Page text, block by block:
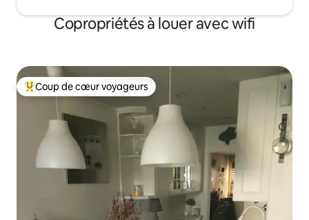
Copropriétés à louer avec wifi
Coup de cœur voyageurs parmi les plus aimés
Coup de cœur voyageurs